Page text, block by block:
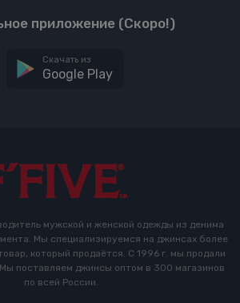
приложение (Скоро!)
Скачать из
Google Play
мужской и женской одежды из денима
Мы специализируемся на джинсах более
который продаётся. С 1996 г. мы продали
поставляем джинсы оптом в 300 магазинов
по всей России.